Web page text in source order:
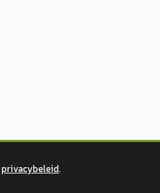
privacybeleid.